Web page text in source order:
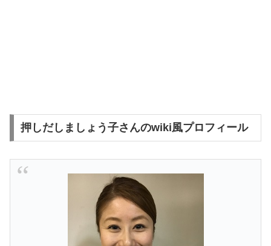
押しだしましょう子さんのwiki風プロフィール